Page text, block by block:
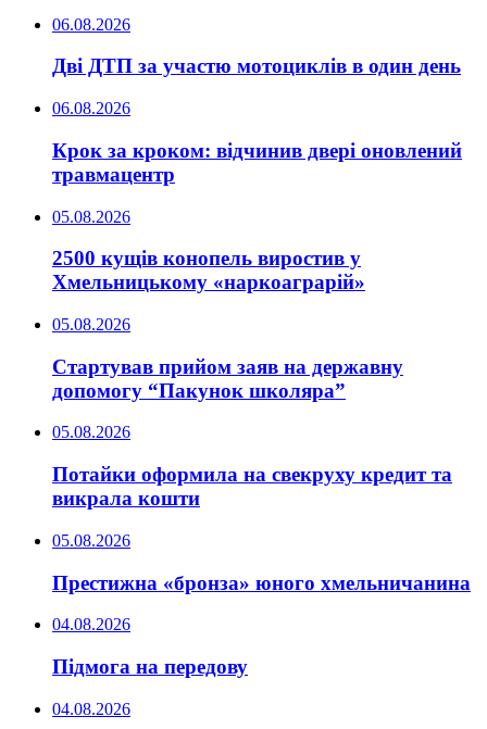
06.08.2026
Дві ДТП за участю мотоциклів в один день
06.08.2026
Крок за кроком: відчинив двері оновлений
травмацентр
05.08.2026
2500 кущів конопель виростив у
Хмельницькому «наркоаграрій»
05.08.2026
Стартував прийом заяв на державну
допомогу “Пакунок школяра”
05.08.2026
Потайки оформила на свекруху кредит та
викрала кошти
05.08.2026
Престижна «бронза» юного хмельничанина
04.08.2026
Підмога на передову
04.08.2026